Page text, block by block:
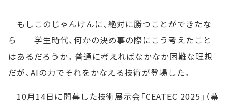
もしこのじゃんけんに、絶対に勝つことができたな
ら──学生時代、何かの決め事の際にこう考えたこと
はあるだろうか。普通に考えればなかなか困難な理想
だが、AIの力でそれをかなえる技術が登場した。
10月14日に開幕した技術展示会「CEATEC 2025」（幕